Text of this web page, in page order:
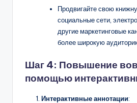
Продвигайте свою
социальные сети,
другие маркетинговые
более широкую
Шаг 4: Повышение
помощью
Интерактивные аннотации: